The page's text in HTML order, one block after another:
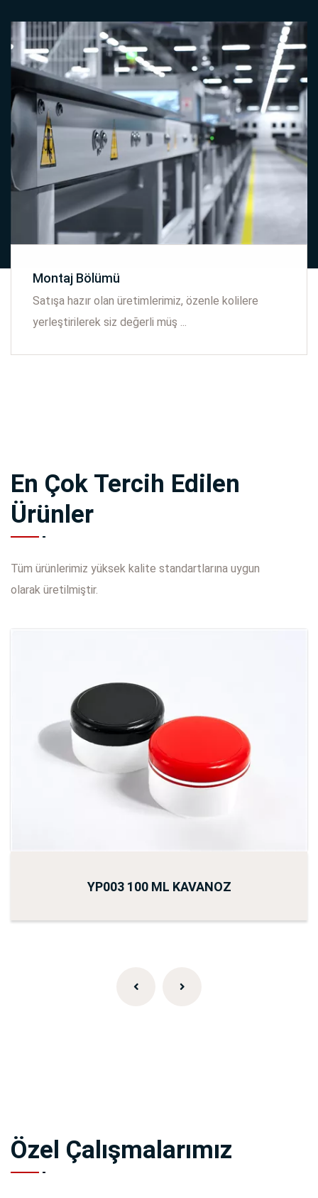
Montaj Bölümü
Satışa hazır olan üretimlerimiz, özenle kolilere
yerleştirilerek siz değerli müş ...
En Çok Tercih Edilen
Ürünler
Tüm ürünlerimiz yüksek kalite standartlarına uygun
olarak üretilmiştir.
YP003 100 ML KAVANOZ
Özel Çalışmalarımız